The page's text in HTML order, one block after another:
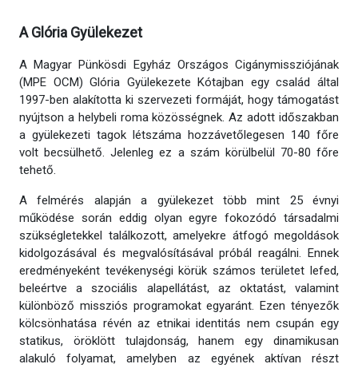
A Glória Gyülekezet
A Magyar Pünkösdi Egyház Országos Cigánymissziójának
(MPE OCM) Glória Gyülekezete Kótajban egy család által
1997-ben alakította ki szervezeti formáját, hogy támogatást
nyújtson a helybeli roma közösségnek. Az adott időszakban
a gyülekezeti tagok létszáma hozzávetőlegesen 140 főre
volt becsülhető. Jelenleg ez a szám körülbelül 70-80 főre
tehető.
A felmérés alapján a gyülekezet több mint 25 évnyi
működése során eddig olyan egyre fokozódó társadalmi
szükségletekkel találkozott, amelyekre átfogó megoldások
kidolgozásával és megvalósításával próbál reagálni. Ennek
eredményeként tevékenységi körük számos területet lefed,
beleértve a szociális alapellátást, az oktatást, valamint
különböző missziós programokat egyaránt. Ezen tényezők
kölcsönhatása révén az etnikai identitás nem csupán egy
statikus, öröklött tulajdonság, hanem egy dinamikusan
alakuló folyamat, amelyben az egyének aktívan részt